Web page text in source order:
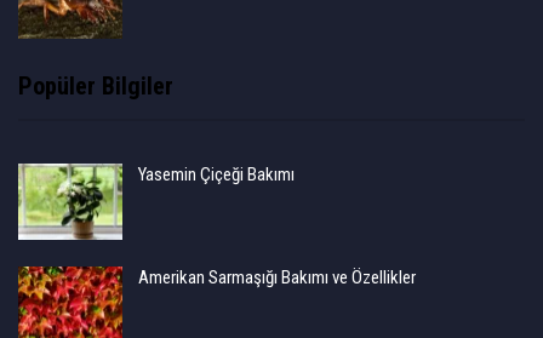
Popüler Bilgiler
Yasemin Çiçeği Bakımı
Amerikan Sarmaşığı Bakımı ve Özellikler